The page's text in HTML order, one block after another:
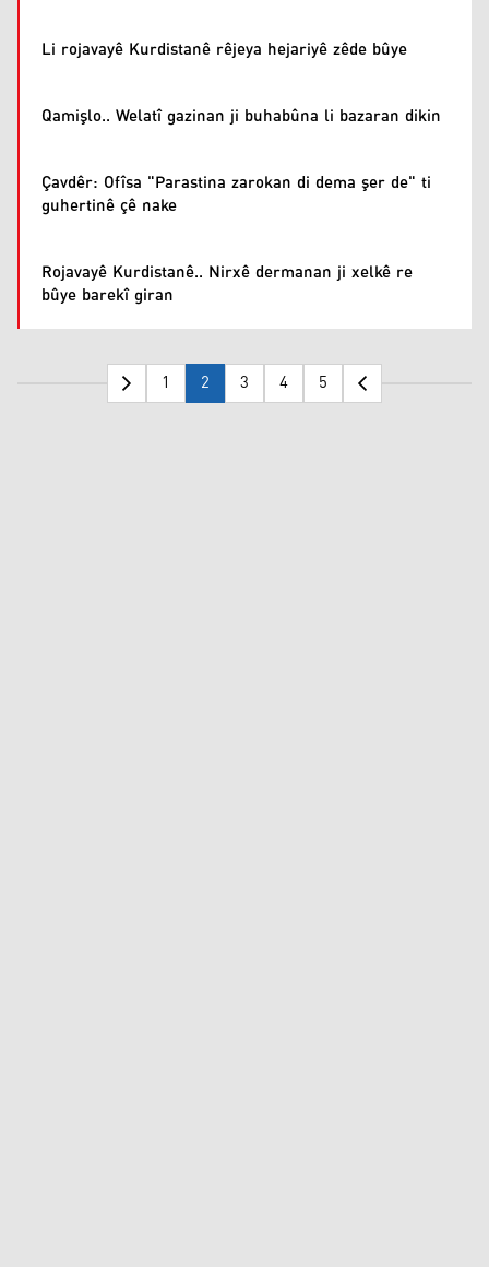
Li rojavayê Kurdistanê rêjeya hejariyê zêde bûye
Qamişlo.. Welatî gazinan ji buhabûna li bazaran dikin
Çavdêr: Ofîsa "Parastina zarokan di dema şer de" ti
guhertinê çê nake
Rojavayê Kurdistanê.. Nirxê dermanan ji xelkê re
bûye barekî giran
1 2 3 4 5